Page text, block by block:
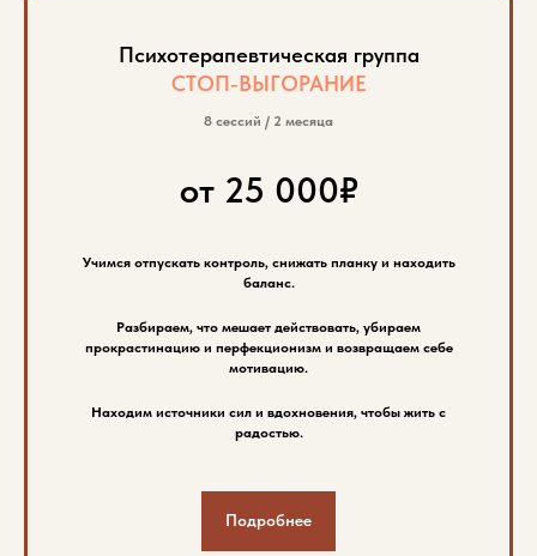
Психотерапевтическая группа
СТОП-ВЫГОРАНИЕ
8 сессий / 2 месяца
от 25 000₽
Учимся отпускать контроль, снижать планку и находить
баланс.
Разбираем, что мешает действовать, убираем
прокрастинацию и перфекционизм и возвращаем себе
мотивацию.
Находим источники сил и вдохновения, чтобы жить с
радостью.
Подробнее